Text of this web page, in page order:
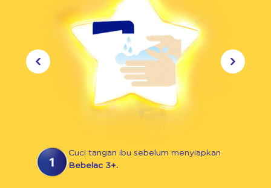
Cuci tangan ibu sebelum menyiapkan
Bebelac 3+.